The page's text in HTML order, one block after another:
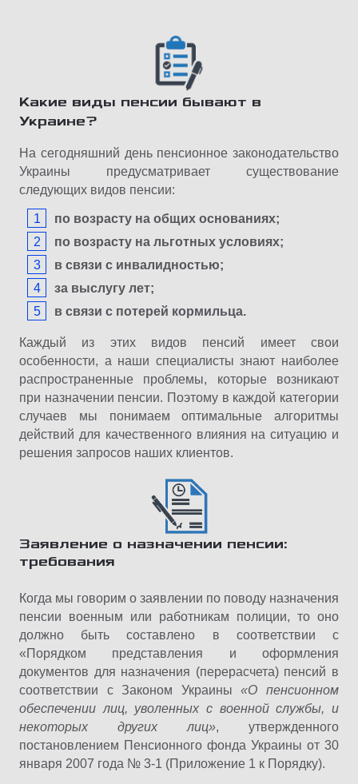
Какие виды пенсии бывают в
Украине?
На сегодняшний день пенсионное законодательство
Украины предусматривает существование
следующих видов пенсии:
по возрасту на общих основаниях;
по возрасту на льготных условиях;
в связи с инвалидностью;
за выслугу лет;
в связи с потерей кормильца.
Каждый из этих видов пенсий имеет свои
особенности, а наши специалисты знают наиболее
распространенные проблемы, которые возникают
при назначении пенсии. Поэтому в каждой категории
случаев мы понимаем оптимальные алгоритмы
действий для качественного влияния на ситуацию и
решения запросов наших клиентов.
Заявление о назначении пенсии:
требования
Когда мы говорим о заявлении по поводу назначения
пенсии военным или работникам полиции, то оно
должно быть составлено в соответствии с
«Порядком представления и оформления
документов для назначения (перерасчета) пенсий в
соответствии с Законом Украины«О пенсионном
обеспечении лиц, уволенных с военной службы, и
некоторых других лиц», утвержденного
постановлением Пенсионного фонда Украины от 30
января 2007 года № 3-1 (Приложение 1 к Порядку).